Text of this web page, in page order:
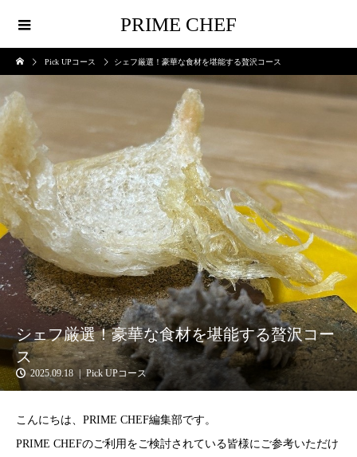
PRIME CHEF
Pick UPコース シェフ厳選！豪華な食材を堪能する贅沢コース
シェフ厳選！豪華な食材を堪能する贅沢コー
ス
2025.09.18 Pick UPコース
こんにちは、PRIME CHEF編集部です。
PRIME CHEFのご利用をご検討されている皆様にご参考いただけ